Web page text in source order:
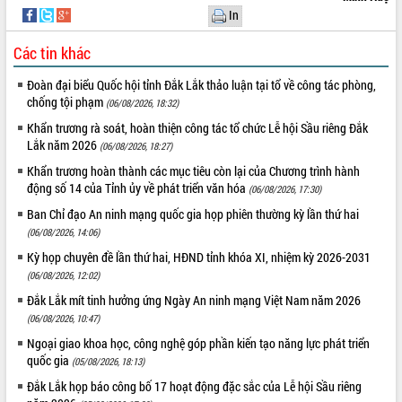
Đắk Lắk: Tôn vinh 46 giải pháp tại Hội
thi Sáng tạo Kỹ thuật 2024 - 2025
Đắk Lắk rà soát, điều chỉnh Đề án 190
về phát triển nuôi trồng thủy sản
Phó Chủ tịch UBND tỉnh Đắk Lắk
Trương Công Thái kiểm tra thực địa
Dự án cao tốc Khánh Hòa - Buôn Ma
Thuột
Định vị cà phê Việt Nam như một “di
sản sống” trong dòng chảy toàn cầu
Xây dựng nông thôn mới: Nâng cao đời
sống người dân từ những mô hình thiết
Quyết liệt tháo gỡ vướng mắc, đẩy
nhanh tiến độ các dự án trọng điểm
trong Khu kinh tế Nam Phú Yên
Hòn Yến phát triển du lịch gắn với bảo
tồn biển
Lấy ý kiến điều chỉnh Quy hoạch tỉnh
Đắk Lắk thời kỳ 2021-2030, tầm nhìn
In
Các tin khác
Đoàn đại biểu Quốc hội tỉnh Đắk Lắk thảo luận tại tổ về công tác phòng,
chống tội phạm (06/08/2026, 18:32)
Khẩn trương rà soát, hoàn thiện công tác tổ chức Lễ hội Sầu riêng Đắk
Lắk năm 2026 (06/08/2026, 18:27)
Khẩn trương hoàn thành các mục tiêu còn lại của Chương trình hành
động số 14 của Tỉnh ủy về phát triển văn hóa (06/08/2026, 17:30)
Ban Chỉ đạo An ninh mạng quốc gia họp phiên thường kỳ lần thứ hai
(06/08/2026, 14:06)
Kỳ họp chuyên đề lần thứ hai, HĐND tỉnh khóa XI, nhiệm kỳ 2026-2031
(06/08/2026, 12:02)
Đắk Lắk mít tinh hưởng ứng Ngày An ninh mạng Việt Nam năm 2026
(06/08/2026, 10:47)
Ngoại giao khoa học, công nghệ góp phần kiến tạo năng lực phát triển
quốc gia (05/08/2026, 18:13)
Đắk Lắk họp báo công bố 17 hoạt động đặc sắc của Lễ hội Sầu riêng